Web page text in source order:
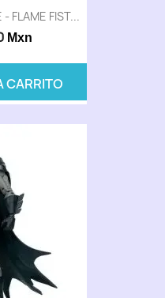
FLAME FIST...
Mxn
CARRITO